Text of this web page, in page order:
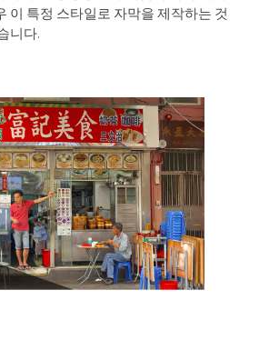
이 특정 스타일로 자막을 제작하는 것
니다.